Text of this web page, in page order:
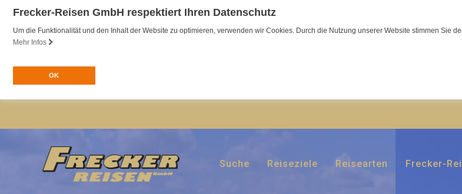
Frecker-Reisen GmbH respektiert Ihren Datenschutz
Um die Funktionalität und den Inhalt der Website zu optimieren, verwenden wir Cookies. Durch die Nutzung unserer Website stimmen Sie
Mehr Infos
OK
Suche Reiseziele Reisearten Frecker-